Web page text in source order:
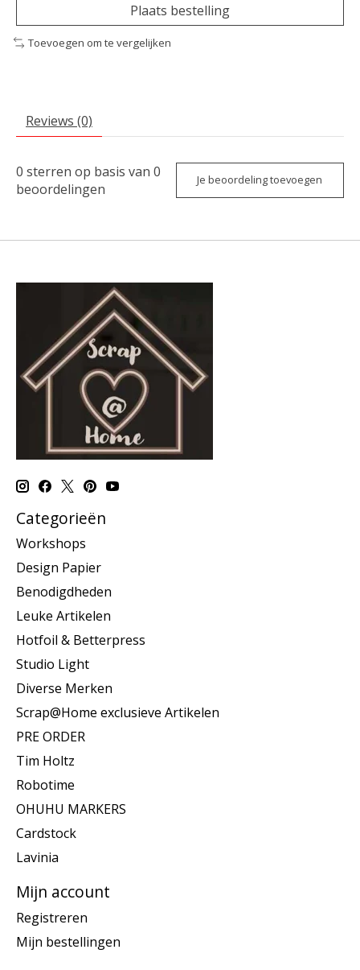
Plaats bestelling
Toevoegen om te vergelijken
Reviews (0)
0 sterren op basis van 0
beoordelingen
Je beoordeling toevoegen
Categorieën
Workshops
Design Papier
Benodigdheden
Leuke Artikelen
Hotfoil & Betterpress
Studio Light
Diverse Merken
Scrap@Home exclusieve Artikelen
PRE ORDER
Tim Holtz
Robotime
OHUHU MARKERS
Cardstock
Lavinia
Mijn account
Registreren
Mijn bestellingen